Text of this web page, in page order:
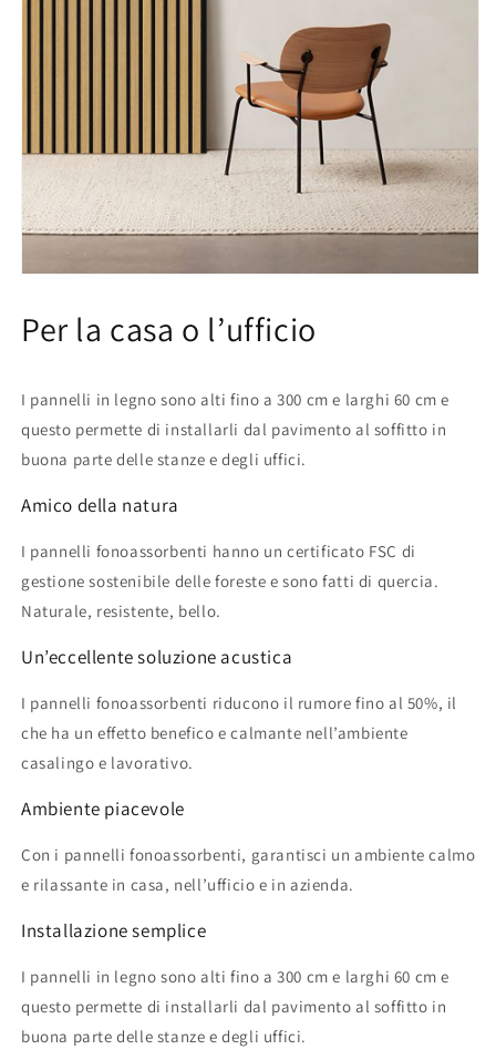
Per la casa o l’ufficio
I pannelli in legno sono alti fino a 300 cm e larghi 60 cm e
questo permette di installarli dal pavimento al soffitto in
buona parte delle stanze e degli uffici.
Amico della natura
I pannelli fonoassorbenti hanno un certificato FSC di
gestione sostenibile delle foreste e sono fatti di quercia.
Naturale, resistente, bello.
Un’eccellente soluzione acustica
I pannelli fonoassorbenti riducono il rumore fino al 50%, il
che ha un effetto benefico e calmante nell’ambiente
casalingo e lavorativo.
Ambiente piacevole
Con i pannelli fonoassorbenti, garantisci un ambiente calmo
e rilassante in casa, nell’ufficio e in azienda.
Installazione semplice
I pannelli in legno sono alti fino a 300 cm e larghi 60 cm e
questo permette di installarli dal pavimento al soffitto in
buona parte delle stanze e degli uffici.